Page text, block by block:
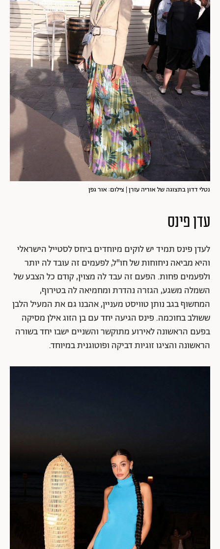
נטלי דדון בתצוגה של אוריה עזרן | צילום: אור גפן
עדן פינס
לעדן פינס תמיד יש לוקים מיוחדים ביחס לסטייל הישראלי
והיא מביאה ניחוחות של חו"ל, לפעמים זה עובד לה יותר
ולפעמים פחות. הפעם זה עבד לה מצוין, קודם כל הצבע של
השמלה משגע, הגזרה נהדרת ומחמיאה לה בטירוף,
המחשוף בגב נותן טוויסט מעניין, אהבנו גם את המעיל הלבן
ששולב בחוכמה. פינס הגיעה יחד עם בן הזוג אילן מסיקה
בפעם הראשונה לאירוע מתוקשר והשניים ישבו יחד בשורה
הראשונה והציגו זוגיות דביקה ופוטוגנית במיוחד.